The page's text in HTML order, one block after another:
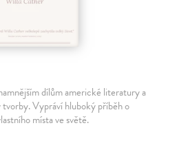
dílům americké literatury a
Vypráví hluboký příběh o
místa ve světě.